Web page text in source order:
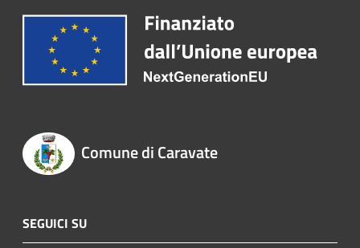
Comune di Caravate
SEGUICI SU